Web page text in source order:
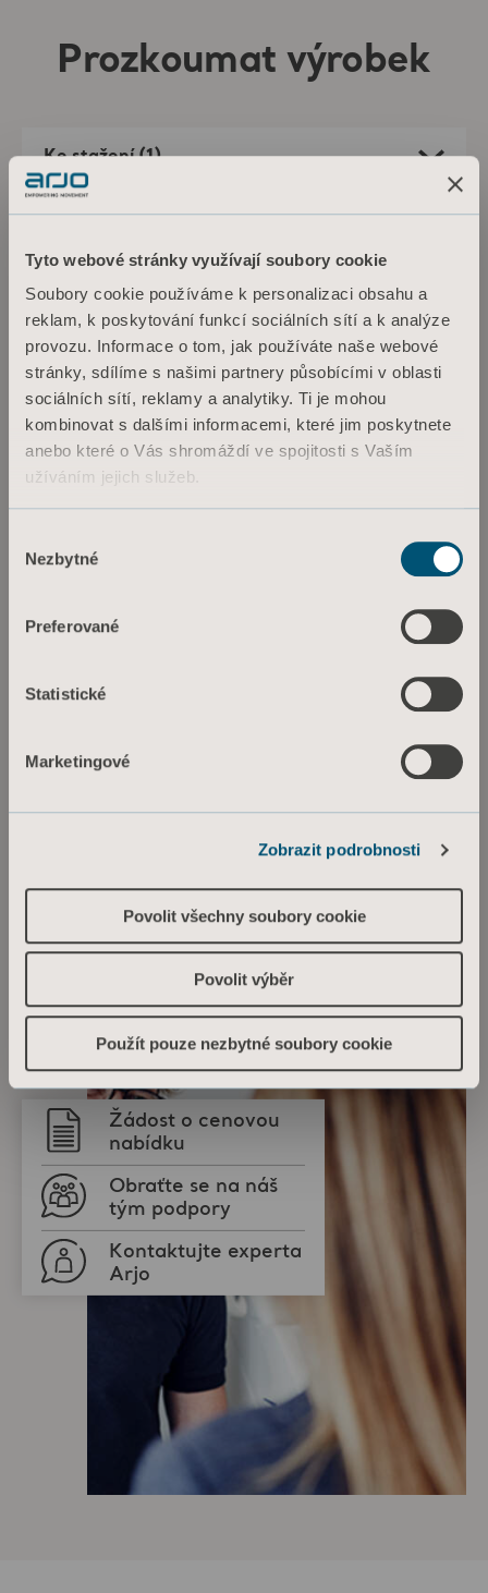
Tyto webové stránky využívají soubory cookie
Soubory cookie používáme k personalizaci obsahu a
reklam, k poskytování funkcí sociálních sítí a k analýze
provozu. Informace o tom, jak používáte naše webové
stránky, sdílíme s našimi partnery působícími v oblasti
sociálních sítí, reklamy a analytiky. Ti je mohou
kombinovat s dalšími informacemi, které jim poskytnete
anebo které o Vás shromáždí ve spojitosti s Vaším
užíváním jejich služeb.
souhlasu
Nezbytné
Preferované
Statistické
Marketingové
Zobrazit podrobnosti
Povolit všechny soubory cookie
Povolit výběr
Použít pouze nezbytné soubory cookie
Prozkoumat výrobek
Ke stažení (1)
Lifeguard LG55 - Instructions for use
Typ: Návod k použití (IFU)
CS Czech Republic
STÁHNOUT
Nedaří se Vám najít, co jste hledali? Pomůžeme
Žádost o cenovou
nabídku
Obraťte se na náš
tým podpory
Kontaktujte experta
Arjo